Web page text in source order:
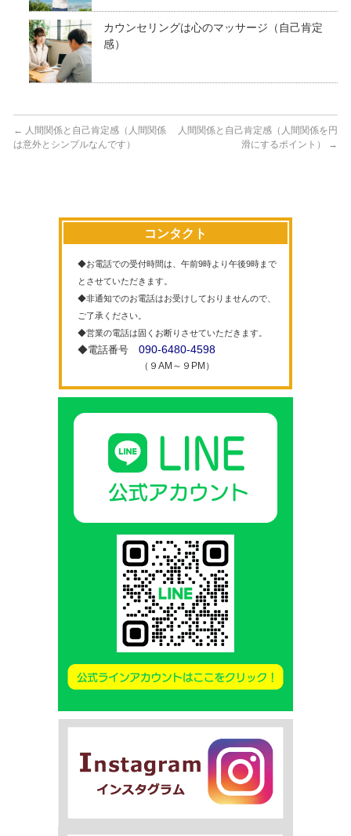
カウンセリングは心のマッサージ（自己肯定
感）
← 人間関係と自己肯定感（人間関係
は意外とシンプルなんです）
人間関係と自己肯定感（人間関係を円
滑にするポイント）
→
コンタクト
◆お電話での受付時間は、午前9時より午後9時まで
とさせていただきます。
◆非通知でのお電話はお受けしておりませんので、
ご了承ください。
◆営業の電話は固くお断りさせていただきます。
◆電話番号 090-6480-4598
（９AM～９PM）